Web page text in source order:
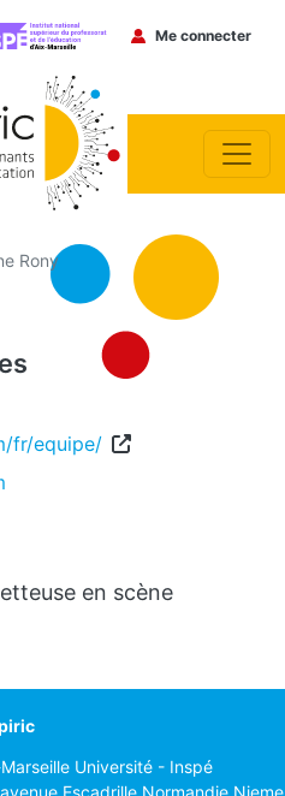
Menu du
Me connecter
Rony
fr/equipe/
en scène
Université - Inspé
Escadrille Normandie